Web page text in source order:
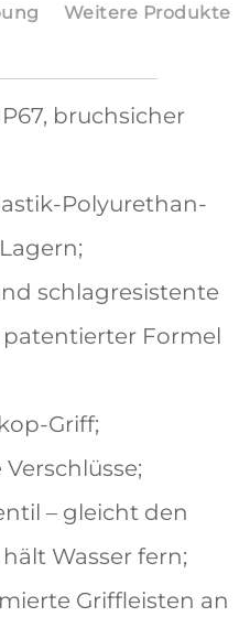
Weitere Produkte
bruchsicher
Polyurethan-
schlagresistente
Formel
Griff;
– gleicht den
Wasser fern;
Griffleisten an